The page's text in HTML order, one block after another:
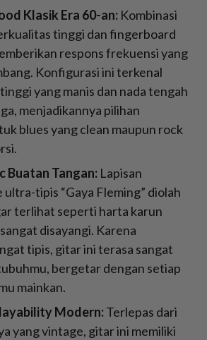
Klasik Era 60-an: Kombinasi
tinggi dan fingerboard
respons frekuensi yang
Konfigurasi ini terkenal
yang manis dan nada tengah
menjadikannya pilihan
blues yang clean maupun rock
Buatan Tangan: Lapisan
tipis “Gaya Fleming” diolah
terlihat seperti harta karun
disayangi. Karena
tipis, gitar ini terasa sangat
bergetar dengan setiap
mainkan.
Modern:Terlepas dari
yang vintage, gitar ini memiliki